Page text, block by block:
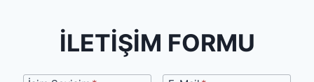
İLETİŞİM FORMU